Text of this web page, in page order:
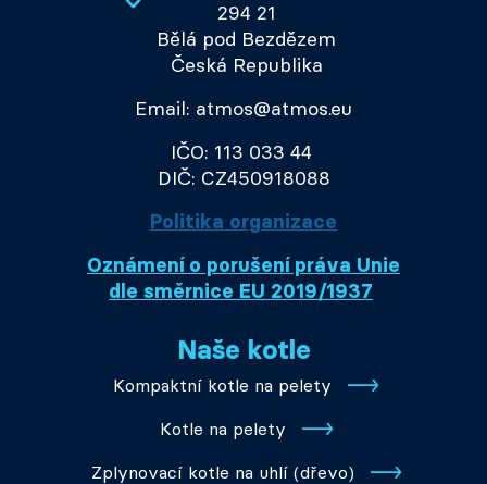
294 21
Bělá pod Bezdězem
Česká Republika
Email: atmos@atmos.eu
IČO: 113 033 44
DIČ: CZ450918088
Politika organizace
Oznámení o porušení práva Unie
dle směrnice EU 2019/1937
Naše kotle
Kompaktní kotle na pelety
Kotle na pelety
Zplynovací kotle na uhlí (dřevo)